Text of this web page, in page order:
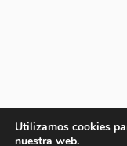
Utilizamos cookies
nuestra web.